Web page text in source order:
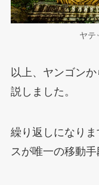
ヤテ
以上、ヤンゴン
説しました。
繰り返しになり
スが唯一の移動手